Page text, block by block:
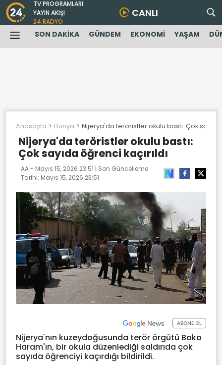
TV PROGRAMLARI
YAYIN AKIŞI
24 RADYO
CANLI
SON DAKİKA GÜNDEM EKONOMİ YAŞAM
Anasayfa Dunya Nijerya'da teröristler okulu bastı: Çok sayıda
Nijerya'da teröristler okulu bastı:
Çok sayıda öğrenci kaçırıldı
AA - Mayıs 15, 2026 23:51 | Son Güncelleme
Tarihi: Mayıs 15, 2026 23:51
ABONE OL
Nijerya'nın kuzeydoğusunda terör örgütü Boko
Haram'ın, bir okula düzenlediği saldırıda çok
sayıda öğrenciyi kaçırdığı bildirildi.